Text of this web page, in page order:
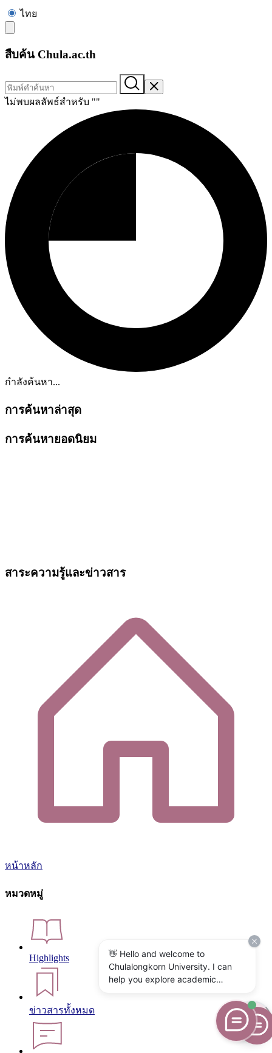
ไทย
สืบค้น Chula.ac.th
ไม่พบผลลัพธ์สำหรับ ""
กำลังค้นหา...
การค้นหาล่าสุด
การค้นหายอดนิยม
สาระความรู้และข่าวสาร
หน้าหลัก
หมวดหมู่
Highlights
ข่าวสารทั้งหมด
👋 Hello and welcome to
Chulalongkorn University. I can
help you explore academic